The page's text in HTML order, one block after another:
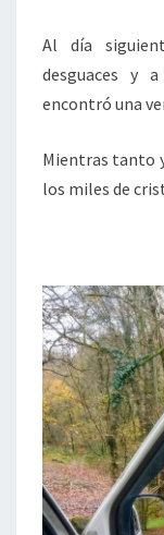
Al día
desguaces y
encontró una
Mientras tanto
los miles de